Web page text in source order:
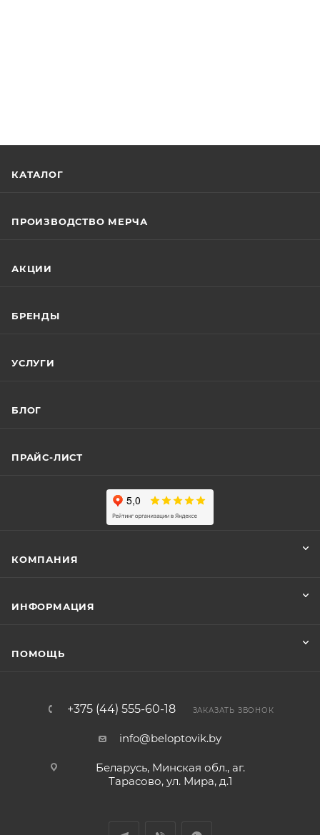
КАТАЛОГ
ПРОИЗВОДСТВО МЕРЧА
АКЦИИ
БРЕНДЫ
УСЛУГИ
БЛОГ
ПРАЙС-ЛИСТ
КОМПАНИЯ
ИНФОРМАЦИЯ
ПОМОЩЬ
+375 (44) 555-60-18 ЗАКАЗАТЬ ЗВОНОК
info@beloptovik.by
Беларусь, Минская обл., аг.
Тарасово, ул. Мира, д.1